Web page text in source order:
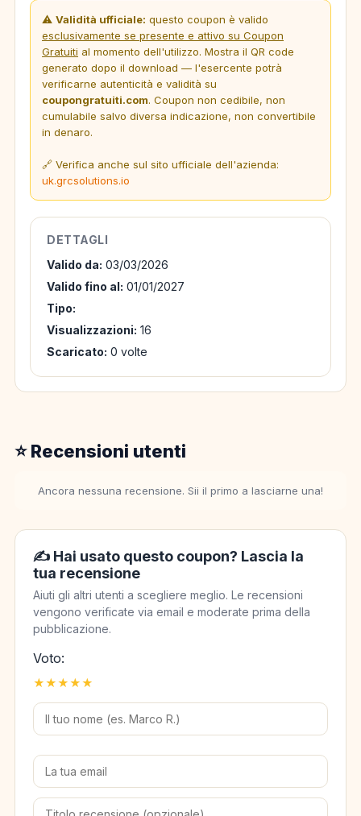
⚠️ Validità ufficiale: questo coupon è valido
esclusivamente se presente e attivo su Coupon
Gratuiti al momento dell'utilizzo. Mostra il QR code
generato dopo il download — l'esercente potrà
verificarne autenticità e validità su
coupongratuiti.com. Coupon non cedibile, non
cumulabile salvo diversa indicazione, non convertibile
in denaro.
🔗 Verifica anche sul sito ufficiale dell'azienda:
uk.grcsolutions.io
DETTAGLI
Valido da: 03/03/2026
Valido fino al: 01/01/2027
Tipo:
Visualizzazioni: 16
Scaricato: 0 volte
⭐ Recensioni utenti
Ancora nessuna recensione. Sii il primo a lasciarne una!
✍️ Hai usato questo coupon? Lascia la
tua recensione
Aiuti gli altri utenti a scegliere meglio. Le recensioni
vengono verificate via email e moderate prima della
pubblicazione.
Voto:
★
★
★
★
★